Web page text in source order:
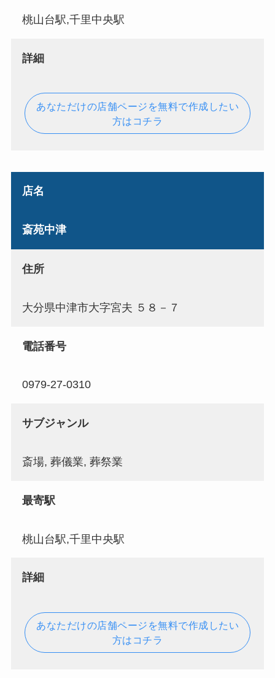
桃山台駅,千里中央駅
詳細
あなただけの店舗ページを無料で作成したい
方はコチラ
店名
斎苑中津
住所
大分県中津市大字宮夫 ５８－７
電話番号
0979-27-0310
サブジャンル
斎場, 葬儀業, 葬祭業
最寄駅
桃山台駅,千里中央駅
詳細
あなただけの店舗ページを無料で作成したい
方はコチラ